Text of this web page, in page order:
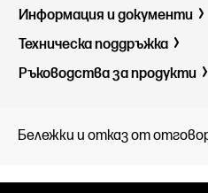
Информация и документи
Техническа поддръжка
Ръководства за продукти
Бележки и отказ от